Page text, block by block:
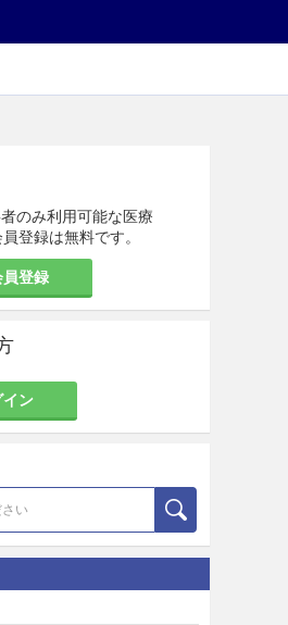
のみ利用可能な医療
登録は無料です。
員登録
イン